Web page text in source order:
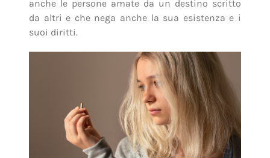
anche le persone amate da un destino scritto
da altri e che nega anche la sua esistenza e i
suoi diritti.